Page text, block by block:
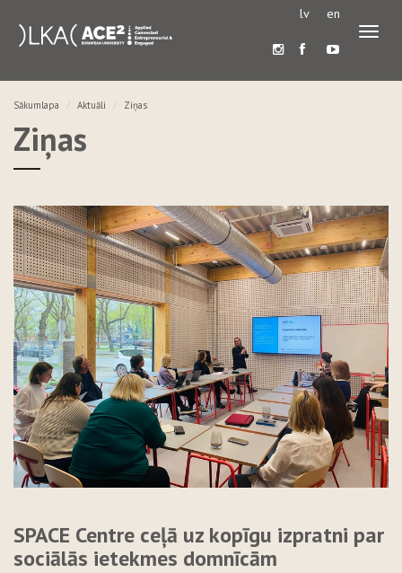
lv en
Sākumlapa Aktuāli Ziņas
Ziņas
SPACE Centre ceļā uz kopīgu izpratni par
sociālās ietekmes domnīcām